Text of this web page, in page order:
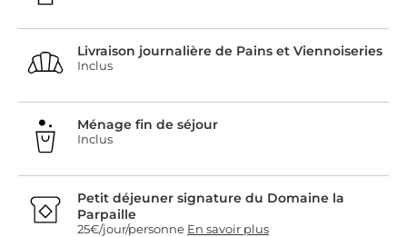
Livraison journalière de Pains et Viennoiseries
Inclus
Ménage fin de séjour
Inclus
Petit déjeuner signature du Domaine la
Parpaille
25€/jour/personne En savoir plus